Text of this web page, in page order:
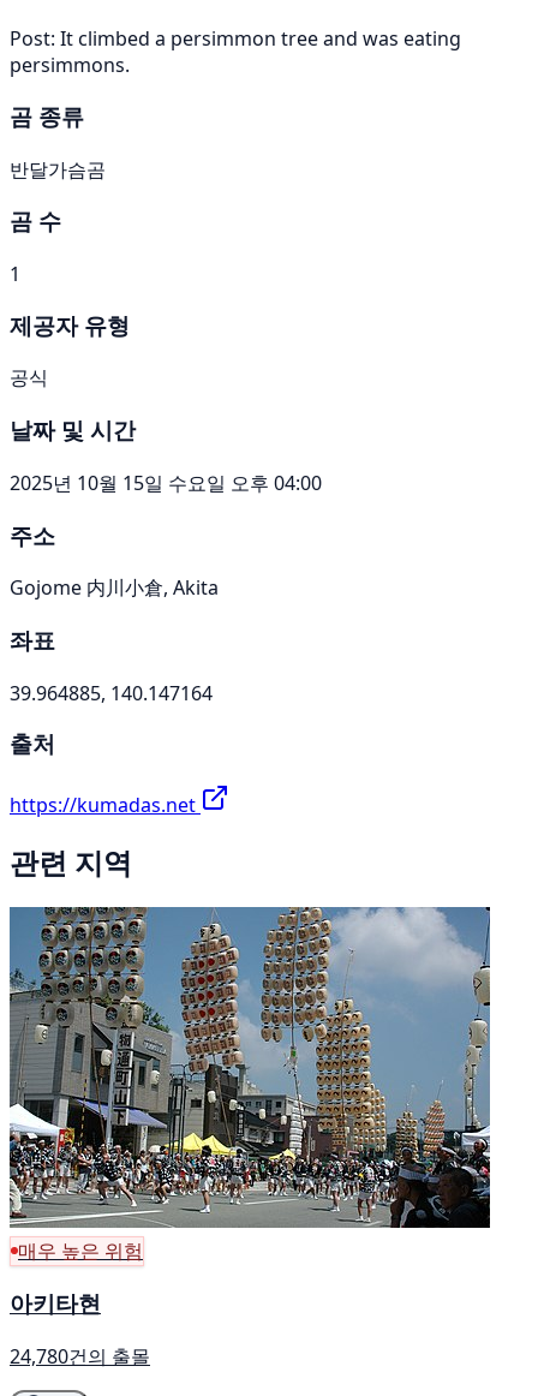
Post: It climbed a persimmon tree and was eating
persimmons.
곰 종류
반달가슴곰
곰 수
1
제공자 유형
공식
날짜 및 시간
2025년 10월 15일 수요일 오후 04:00
주소
Gojome 内川小倉, Akita
좌표
39.964885, 140.147164
출처
https://kumadas.net
관련 지역
매우 높은 위험
아키타현
24,780건의 출몰